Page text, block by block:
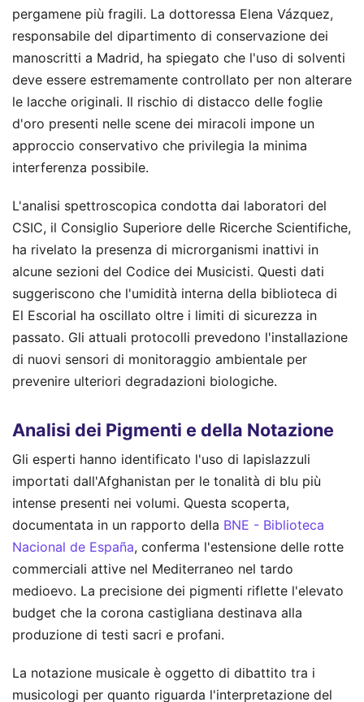
pergamene più fragili. La dottoressa Elena Vázquez,
responsabile del dipartimento di conservazione dei
manoscritti a Madrid, ha spiegato che l'uso di solventi
deve essere estremamente controllato per non alterare
le lacche originali. Il rischio di distacco delle foglie
d'oro presenti nelle scene dei miracoli impone un
approccio conservativo che privilegia la minima
interferenza possibile.
L'analisi spettroscopica condotta dai laboratori del
CSIC, il Consiglio Superiore delle Ricerche Scientifiche,
ha rivelato la presenza di microrganismi inattivi in
alcune sezioni del Codice dei Musicisti. Questi dati
suggeriscono che l'umidità interna della biblioteca di
El Escorial ha oscillato oltre i limiti di sicurezza in
passato. Gli attuali protocolli prevedono l'installazione
di nuovi sensori di monitoraggio ambientale per
prevenire ulteriori degradazioni biologiche.
Analisi dei Pigmenti e della Notazione
Gli esperti hanno identificato l'uso di lapislazzuli
importati dall'Afghanistan per le tonalità di blu più
intense presenti nei volumi. Questa scoperta,
documentata in un rapporto della BNE - Biblioteca
Nacional de España, conferma l'estensione delle rotte
commerciali attive nel Mediterraneo nel tardo
medioevo. La precisione dei pigmenti riflette l'elevato
budget che la corona castigliana destinava alla
produzione di testi sacri e profani.
La notazione musicale è oggetto di dibattito tra i
musicologi per quanto riguarda l'interpretazione del